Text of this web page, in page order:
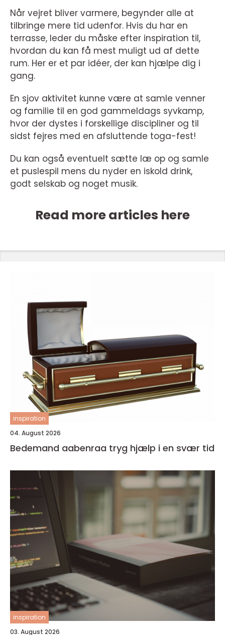
Når vejret bliver varmere, begynder alle at
tilbringe mere tid udenfor. Hvis du har en
terrasse, leder du måske efter inspiration til,
hvordan du kan få mest muligt ud af dette
rum. Her er et par idéer, der kan hjælpe dig i
gang.
En sjov aktivitet kunne være at samle venner
og familie til en god gammeldags syvkamp,
hvor der dystes i forskellige discipliner og til
sidst fejres med en afsluttende toga-fest!
Du kan også eventuelt sætte læ op og samle
et puslespil mens du nyder en iskold drink,
godt selskab og noget musik.
Read more articles here
inspiration
04. August 2026
Bedemand aabenraa tryg hjælp i en svær tid
inspiration
03. August 2026